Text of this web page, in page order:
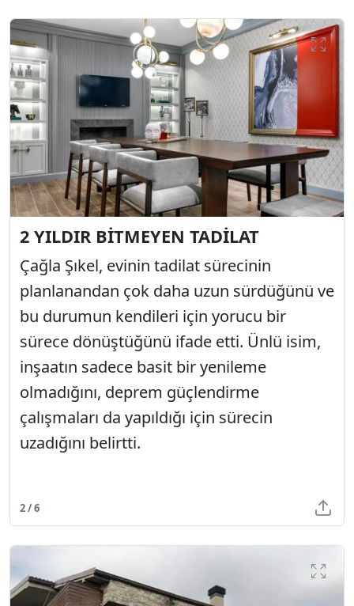
2 YILDIR BİTMEYEN TADİLAT
Çağla Şıkel, evinin tadilat sürecinin
planlanandan çok daha uzun sürdüğünü ve
bu durumun kendileri için yorucu bir
sürece dönüştüğünü ifade etti. Ünlü isim,
inşaatın sadece basit bir yenileme
olmadığını, deprem güçlendirme
çalışmaları da yapıldığı için sürecin
uzadığını belirtti.
2 / 6